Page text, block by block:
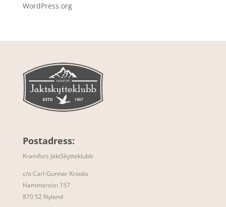
WordPress.org
Postadress:
Kramfors JaktSkytteklubb
c/o Carl-Gunnar Krooks
Hammarsön 157
870 52 Nyland